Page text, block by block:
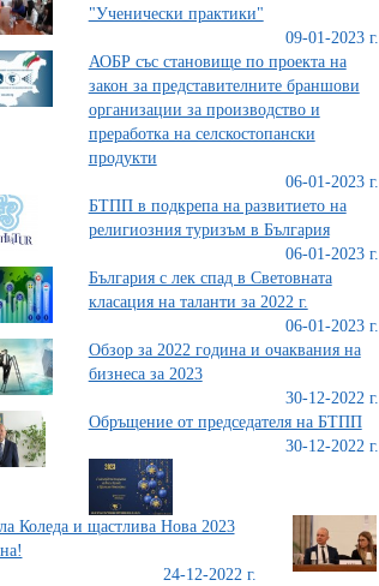
"Ученически практики"
09-01-2023 г.
АОБР със становище по проекта на
закон за представителните браншови
организации за производство и
преработка на селскостопански
продукти
06-01-2023 г.
БТПП в подкрепа на развитието на
религиозния туризъм в България
06-01-2023 г.
България с лек спад в Световната
класация на таланти за 2022 г.
06-01-2023 г.
Обзор за 2022 година и очаквания на
бизнеса за 2023
30-12-2022 г.
Обръщение от председателя на БТПП
30-12-2022 г.
Коледа и щастлива Нова 2023
24-12-2022 г.